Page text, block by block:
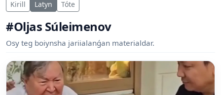
Kirill Latyn Tóte
#Oljas Súleimenov
Osy teg boiynsha jariialanǵan materialdar.